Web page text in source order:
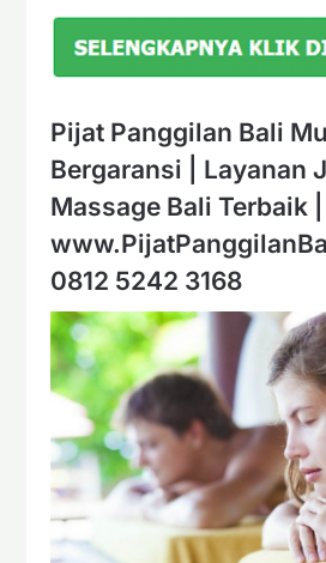
Pijat Panggilan Bali
Bergaransi | Layanan
Massage Bali Terbaik |
0812 5242 3168